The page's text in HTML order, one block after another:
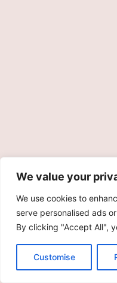
We value your
We use cookies to
serve personalised ads
By clicking "Accept All",
Customise